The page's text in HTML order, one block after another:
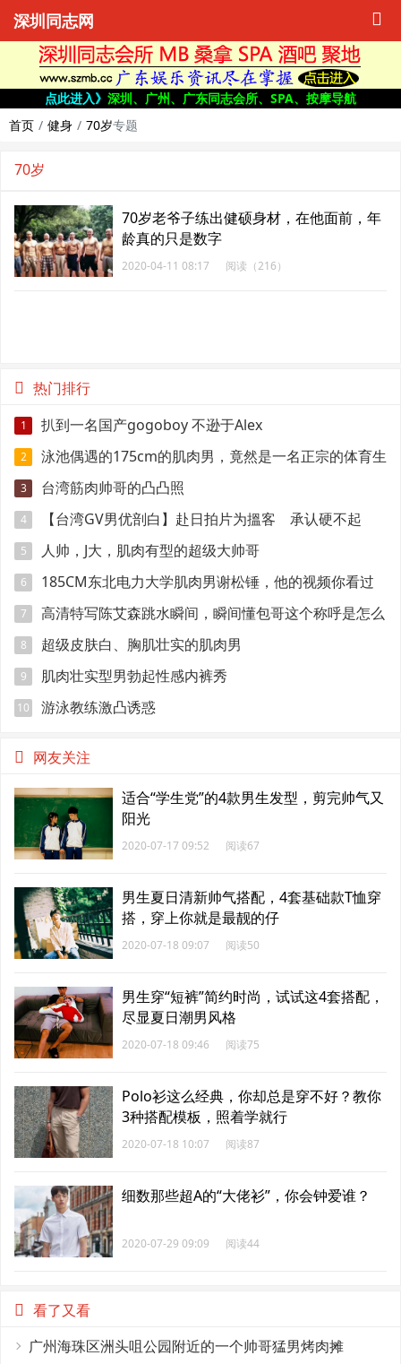
深圳同志网
点此进入》 深圳、广州、广东同志会所、SPA、按摩导航
首页
健身 70岁专题
70岁
70岁老爷子练出健硕身材，在他面前，年
龄真的只是数字
2020-04-11 08:17 阅读（216）
热门排行
1 扒到一名国产gogoboy 不逊于Alex
2 泳池偶遇的175cm的肌肉男，竟然是一名正宗的体育生
3 台湾筋肉帅哥的凸凸照
4
【台湾GV男优剖白】赴日拍片为搵客 承认硬不起
来：但我还有性欲
5 人帅，J大，肌肉有型的超级大帅哥
6
185CM东北电力大学肌肉男谢松锤，他的视频你看过
吗
7
高清特写陈艾森跳水瞬间，瞬间懂包哥这个称呼是怎么
来的
8 超级皮肤白、胸肌壮实的肌肉男
9 肌肉壮实型男勃起性感内裤秀
10 游泳教练激凸诱惑
网友关注
适合“学生党”的4款男生发型，剪完帅气又
阳光
2020-07-17 09:52 阅读67
男生夏日清新帅气搭配，4套基础款T恤穿
搭，穿上你就是最靓的仔
2020-07-18 09:07 阅读50
男生穿“短裤”简约时尚，试试这4套搭配，
尽显夏日潮男风格
2020-07-18 09:46 阅读75
Polo衫这么经典，你却总是穿不好？教你
3种搭配模板，照着学就行
2020-07-18 10:07 阅读87
细数那些超A的“大佬衫”，你会钟爱谁？
2020-07-29 09:09 阅读44
看了又看
广州海珠区洲头咀公园附近的一个帅哥猛男烤肉摊